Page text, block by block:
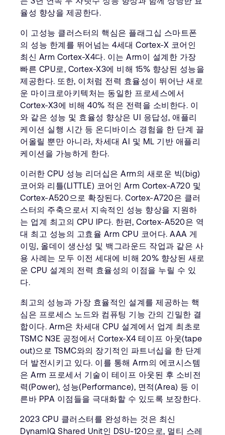
율성 향상을 제공한다.
이 고성능 클러스터의 핵심은 플래그십 스마트폰
의 성능 한계를 뛰어넘는 4세대 Cortex-X 코어인
최신 Arm Cortex-X4다. 이는 Arm이 설계한 가장
빠른 CPU로, Cortex-X3에 비해 15% 향상된 성능을
제공한다. 또한, 이처럼 전력 효율성이 뛰어난 새로
운 마이크로아키텍처는 동일한 프로세스에서
Cortex-X3에 비해 40% 적은 전력을 소비한다. 이
와 같은 성능 및 효율성 향상은 UI 응답성, 애플리
케이션 실행 시간 등 온디바이스 경험을 한 단계 끌
어올릴 뿐만 아니라, 차세대 AI 및 ML 기반 애플리
케이션을 가능하게 한다.
이러한 CPU 성능 리더십은 Arm의 새로운 빅(big)
코어와 리틀(LITTLE) 코어인 Arm Cortex-A720 및
Cortex-A520으로 확장된다. Cortex-A720은 클러
스터의 주축으로서 지속적인 성능 향상을 지원하
는 업계 최고의 CPU IP다. 한편, Cortex-A520은 역
대 최고 성능의 고효율 Arm CPU 코어다. AAA 게
이밍, 올데이 생산성 및 백그라운드 작업과 같은 사
용 사례는 모두 이전 세대에 비해 20% 향상된 새로
운 CPU 설계의 전력 효율성의 이점을 누릴 수 있
다.
최고의 성능과 가장 효율적인 설계를 제공하는 핵
심은 프로세스 노드와 컴퓨팅 기능 간의 긴밀한 결
합이다. Arm은 차세대 CPU 설계에서 업계 최초로
TSMC N3E 공정에서 Cortex-X4 테이프 아웃(tape
out)으로 TSMC와의 장기적인 파트너십을 한 단계
더 발전시키고 있다. 이를 통해 Arm의 에코시스템
은 Arm 프로세서 기술이 테이프 아웃된 후 소비전
력(Power), 성능(Performance), 면적(Area) 등 이
른바 PPA 이점들을 극대화할 수 있도록 보장한다.
2023 CPU 클러스터를 완성하는 것은 최신
DynamIQ Shared Unit인 DSU-120으로, 멀티 스레